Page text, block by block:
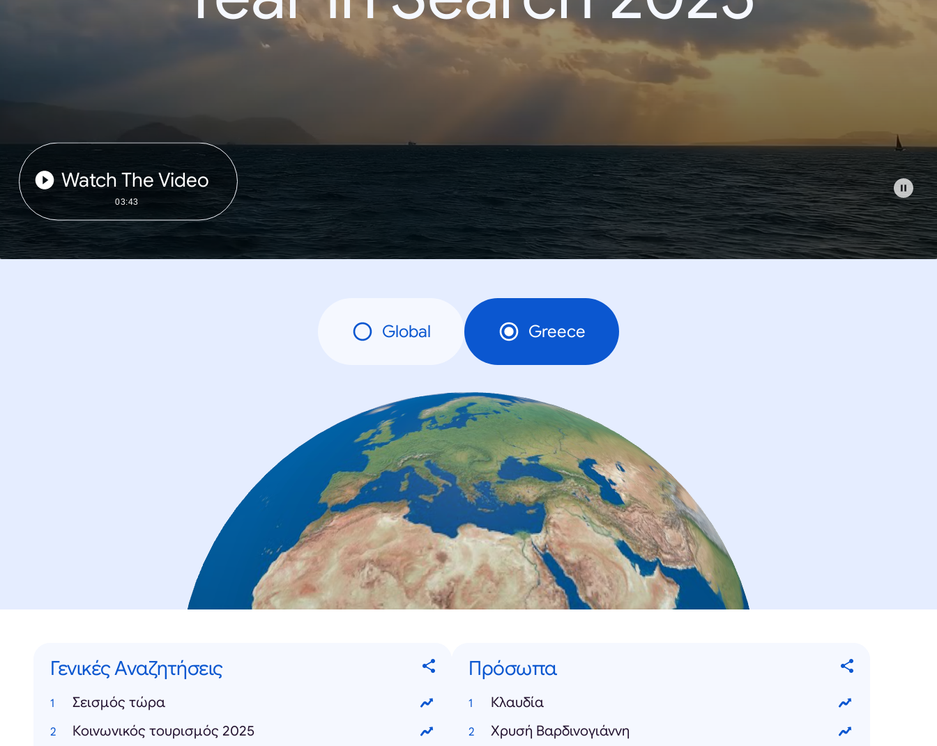
Watch The Video
03:43
Global Greece
Γενικές Αναζητήσεις
Σεισμός τώρα
Κοινωνικός τουρισμός 2025
Πρόσωπα
Κλαυδία
Χρυσή Βαρδινογιάννη